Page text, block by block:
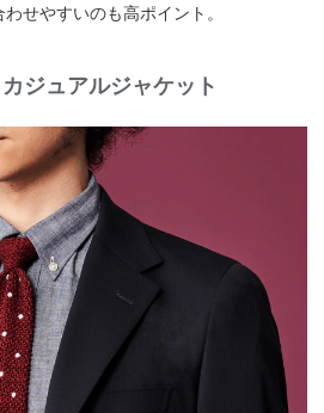
せやすいのも高ポイント。
ジュアルジャケット